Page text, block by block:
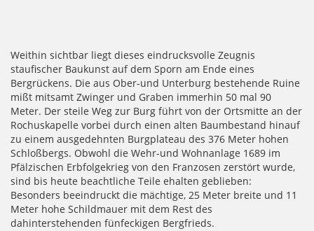
Weithin sichtbar liegt dieses eindrucksvolle Zeugnis
staufischer Baukunst auf dem Sporn am Ende eines
Bergrückens. Die aus Ober-und Unterburg bestehende Ruine
mißt mitsamt Zwinger und Graben immerhin 50 mal 90
Meter. Der steile Weg zur Burg führt von der Ortsmitte an der
Rochuskapelle vorbei durch einen alten Baumbestand hinauf
zu einem ausgedehnten Burgplateau des 376 Meter hohen
Schloßbergs. Obwohl die Wehr-und Wohnanlage 1689 im
Pfälzischen Erbfolgekrieg von den Franzosen zerstört wurde,
sind bis heute beachtliche Teile ehalten geblieben:
Besonders beeindruckt die mächtige, 25 Meter breite und 11
Meter hohe Schildmauer mit dem Rest des
dahinterstehenden fünfeckigen Bergfrieds.